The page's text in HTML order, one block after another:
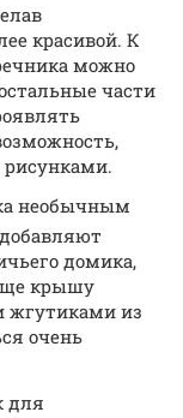
красивой. К
можно
части
рисунками.
необычным
домика,
крышу
жгутиками из
очень
для